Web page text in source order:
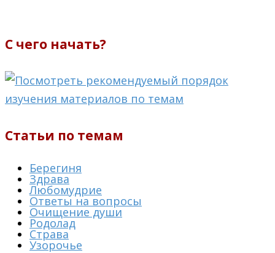
С чего начать?
Статьи по темам
Берегиня
Здрава
Любомудрие
Ответы на вопросы
Очищение души
Родолад
Страва
Узорочье